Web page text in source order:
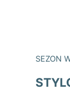
SEZON